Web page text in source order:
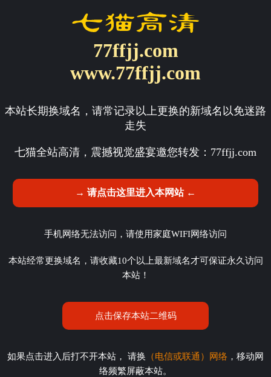
77ffjj.com
www.77ffjj.com
本站长期换域名，请常记录以上更换的新域名以免迷路
走失
七猫全站高清，震撼视觉盛宴邀您转发： 77ffjj.com
→ 请点击这里进入本网站 ←
手机网络无法访问，请使用家庭WIFI网络访问
本站经常更换域名，请收藏10个以上最新域名才可保证永久访问
本站！
点击保存本站二维码
如果点击进入后打不开本站， 请换 （电信或联通）网络 ，移动网
络频繁屏蔽本站。